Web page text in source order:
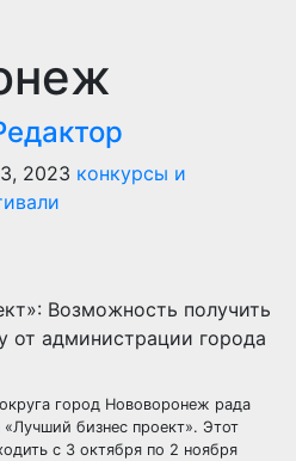
2023 конкурсы и
город Нововоронеж рада
«Лучший бизнес проект». Этот
с 3 октября по 2 ноября